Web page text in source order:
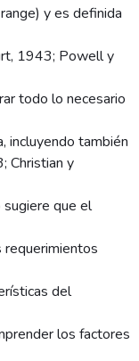
y es definida
1943; Powell y
todo lo necesario
incluyendo también
Christian y
que el
requerimientos
del
los factores